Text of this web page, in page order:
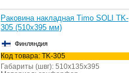
Раковина накладная Timo SOLI TK-
305 (510х395 мм)
Финляндия
Код товара: TK-305
Габариты (швг): 510x135x395